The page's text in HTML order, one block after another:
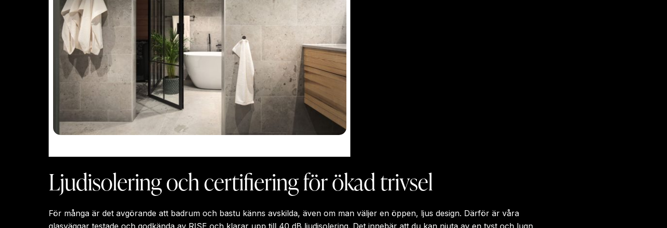
Ge ditt badrum en uppgradering
Ljudisolering och certifiering för ökad trivsel
För många är det avgörande att badrum och bastu känns avskilda, även om man väljer en öppen, ljus design. Därför är våra